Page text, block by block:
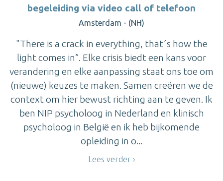
begeleiding via video call of telefoon
Amsterdam - (NH)
"There is a crack in everything, that´s how the
light comes in”. Elke crisis biedt een kans voor
verandering en elke aanpassing staat ons toe om
(nieuwe) keuzes te maken. Samen creëren we de
context om hier bewust richting aan te geven. Ik
ben NIP psycholoog in Nederland en klinisch
psycholoog in België en ik heb bijkomende
opleiding in o...
Lees verder